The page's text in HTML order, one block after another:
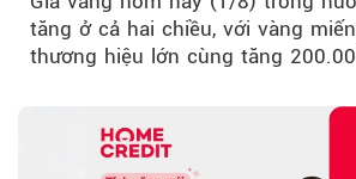
tăng ở cả hai chiều, với vàng
thương hiệu lớn cùng tăng